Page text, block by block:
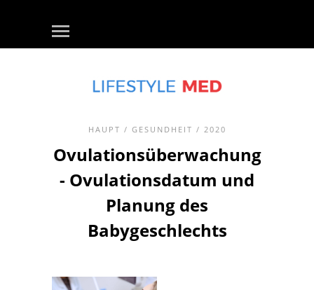
HAUPT / GESUNDHEIT / 2020
Ovulationsüberwachung
- Ovulationsdatum und
Planung des
Babygeschlechts